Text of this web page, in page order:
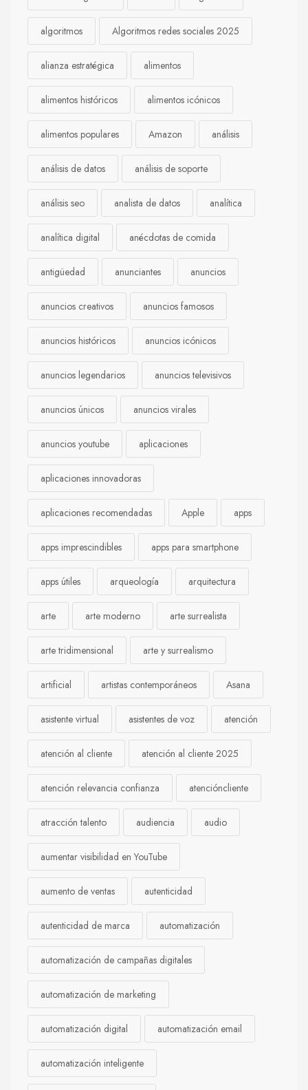
algoritmos Algoritmos redes sociales 2025
alianza estratégica alimentos
alimentos históricos alimentos icónicos
alimentos populares Amazon análisis
análisis de datos análisis de soporte
análisis seo analista de datos analítica
analítica digital anécdotas de comida
antigüedad anunciantes anuncios
anuncios creativos anuncios famosos
anuncios históricos anuncios icónicos
anuncios legendarios anuncios televisivos
anuncios únicos anuncios virales
anuncios youtube aplicaciones
aplicaciones innovadoras
aplicaciones recomendadas Apple apps
apps imprescindibles apps para smartphone
apps útiles arqueología arquitectura
arte arte moderno arte surrealista
arte tridimensional arte y surrealismo
artificial artistas contemporáneos Asana
asistente virtual asistentes de voz atención
atención al cliente atención al cliente 2025
atención relevancia confianza atencióncliente
atracción talento audiencia audio
aumentar visibilidad en YouTube
aumento de ventas autenticidad
autenticidad de marca automatización
automatización de campañas digitales
automatización de marketing
automatización digital automatización email
automatización inteligente